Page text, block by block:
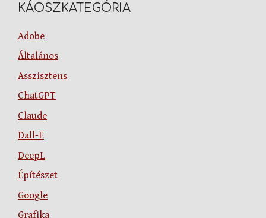
KÁOSZKATEGÓRIA
Adobe
Általános
Asszisztens
ChatGPT
Claude
Dall-E
DeepL
Építészet
Google
Grafika